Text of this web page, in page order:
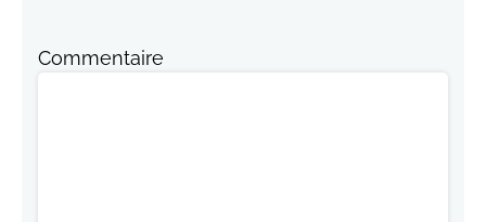
Commentaire